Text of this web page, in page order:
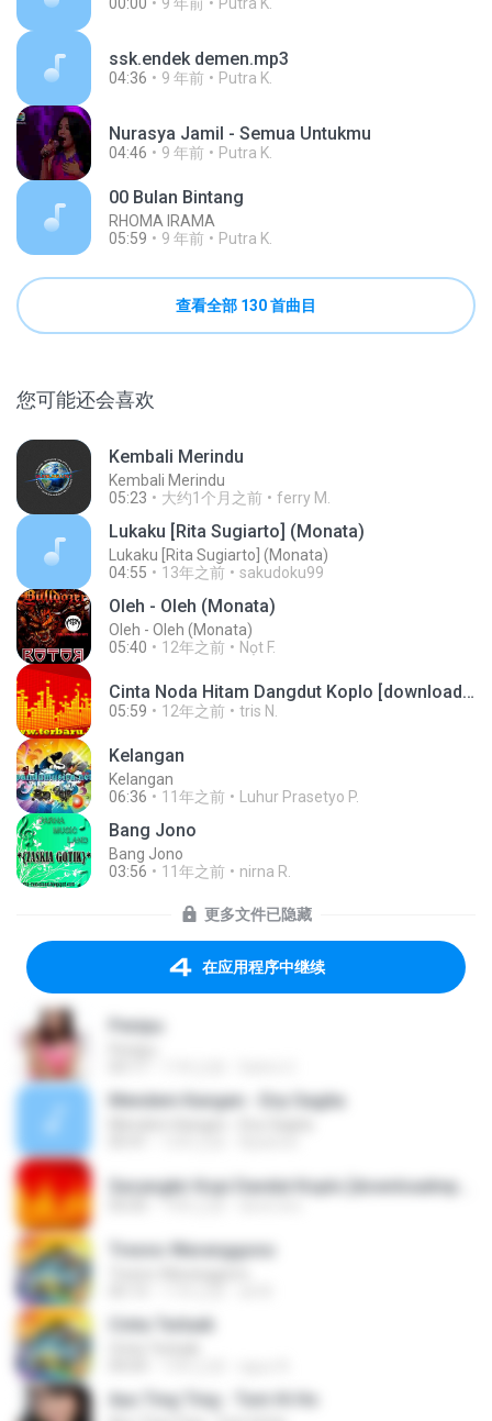
ssk.endek demen.mp3
04:36 9 年前 Putra K.
Nurasya Jamil - Semua Untukmu
04:46 9 年前 Putra K.
00 Bulan Bintang
RHOMA IRAMA
05:59
9 年前 Putra K.
查看全部 130 首曲目
您可能还会喜欢
Kembali Merindu
Kembali Merindu
05:23
大约1个月之前 ferry M.
Lukaku [Rita Sugiarto] (Monata)
Lukaku [Rita Sugiarto] (Monata)
04:55
13年之前 sakudoku99
Oleh - Oleh (Monata)
Oleh - Oleh (Monata)
05:40
12年之前 Nọt F.
Cinta Noda Hitam Dangdut Koplo [downloadmp3.terbaru.in] Anjar Agustin Monata.mp3
05:59 12年之前 tris N.
Kelangan
Kelangan
06:36
11年之前 Luhur Prasetyo P.
Bang Jono
Bang Jono
03:56
11年之前 nirna R.
更多文件已隐藏
在应用程序中继续
Penipu
Mendem Kangen - Eny Sagita
Tresno Waranggono
Cinta Terbaik
Ayu Ting Ting - Tum Hi Ho